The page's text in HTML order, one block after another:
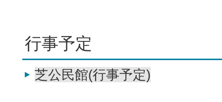
行事予定
芝公民館(行事予定)